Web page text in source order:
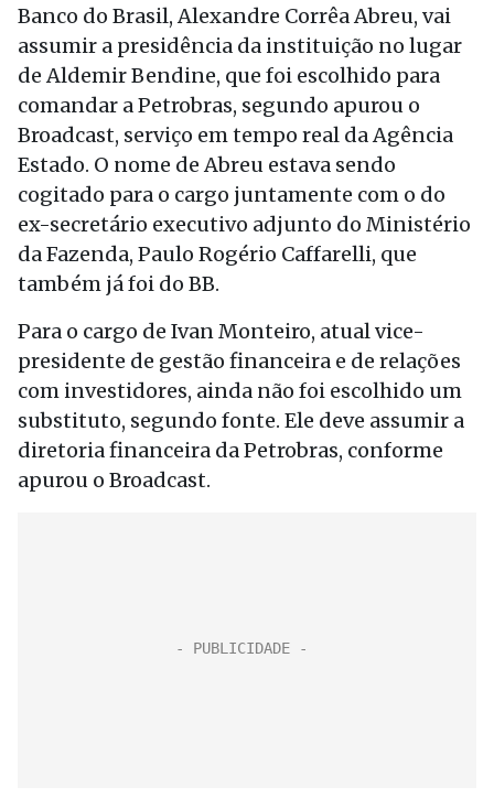
Banco do Brasil, Alexandre Corrêa Abreu, vai
assumir a presidência da instituição no lugar
de Aldemir Bendine, que foi escolhido para
comandar a Petrobras, segundo apurou o
Broadcast, serviço em tempo real da Agência
Estado. O nome de Abreu estava sendo
cogitado para o cargo juntamente com o do
ex-secretário executivo adjunto do Ministério
da Fazenda, Paulo Rogério Caffarelli, que
também já foi do BB.
Para o cargo de Ivan Monteiro, atual vice-
presidente de gestão financeira e de relações
com investidores, ainda não foi escolhido um
substituto, segundo fonte. Ele deve assumir a
diretoria financeira da Petrobras, conforme
apurou o Broadcast.